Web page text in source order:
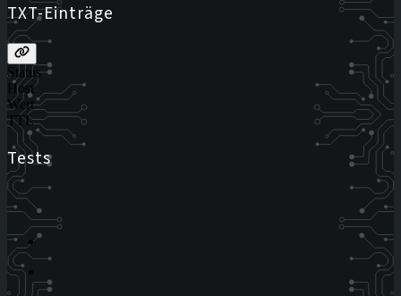
TXT-Einträge
Status
Host
Wert
TTL
Tests